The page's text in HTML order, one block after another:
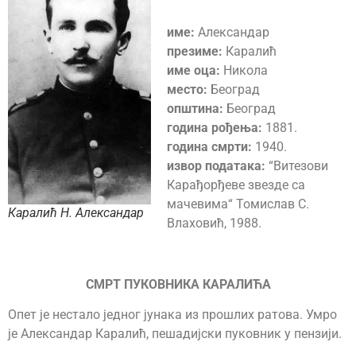
Каралић Н. Александар
име: Александар
презиме: Каралић
име оца: Никола
место: Београд
општина: Београд
година рођења: 1881.
година смрти: 1940.
извор података: “Витезови
Карађорђеве звезде са
мачевима“ Томислав С.
Влаховић, 1988.
СМРТ ПУКОВНИКА КАРАЛИЋА
Опет је нестало једног јунака из прошлих ратова. Умро
је Александар Каралић, пешадијски пуковник у пензији.